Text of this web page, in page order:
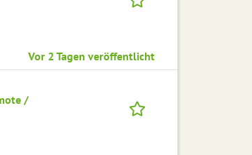
Vor 2 Tagen veröffentlicht
/